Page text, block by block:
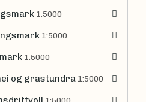
1:5000
1:5000
1:5000
og grastundra 1:5000